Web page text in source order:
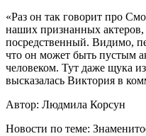
«Раз он так говорит про
наших признанных актеров,
посредственный. Видимо,
что он может быть пустым
человеком. Тут даже щука
высказалась Виктория в
Автор: Людмила Корсун
Новости по теме: